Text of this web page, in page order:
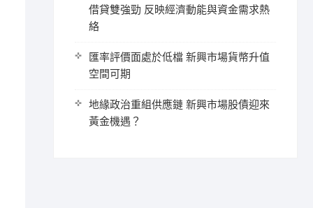
借貸雙強勁 反映經濟動能與資金需求熱
絡
匯率評價面處於低檔 新興市場貨幣升值
空間可期
地緣政治重組供應鏈 新興市場股債迎來
黃金機遇？